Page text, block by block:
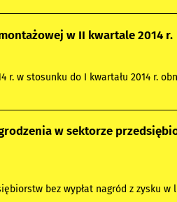
w II kwartale 2014 r.
w stosunku do I kwartału 2014 r.
w sektorze
bez wypłat nagród z zysku w